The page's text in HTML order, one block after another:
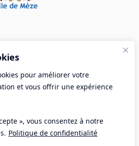
pour améliorer votre
et vous offrir une expérience
», vous consentez à notre
Politique de confidentialité
de Mèze
- BP 28 34140 Mèze
67 18 30 30